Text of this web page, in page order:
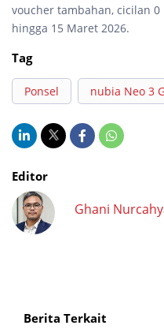
voucher tambahan, cicilan
hingga 15 Maret 2026.
Tag
Ponsel nubia Neo 3
Editor
Ghani
Berita Terkait